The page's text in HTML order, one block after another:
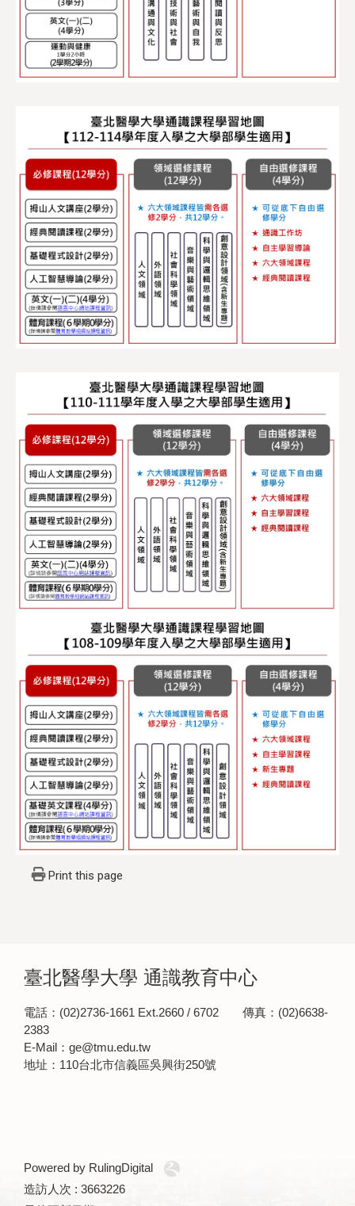
Print this page
臺北醫學大學 通識教育中心
電話：(02)2736-1661 Ext.2660 / 6702 傳真：(02)6638-
2383
E-Mail：ge@tmu.edu.tw
地址：110台北市信義區吳興街250號
Powered by RulingDigital
造訪人次 : 3663226